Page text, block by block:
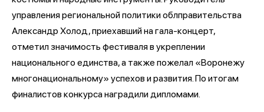
управления региональной политики облправительства
Александр Холод, приехавший на гала-концерт,
отметил значимость фестиваля в укреплении
национального единства, а также пожелал «Воронежу
многонациональному» успехов и развития. По итогам
финалистов конкурса наградили дипломами.